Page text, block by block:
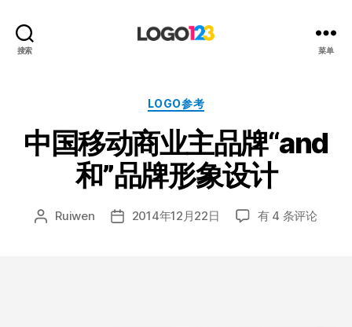
搜索
设
计
博
客
菜单
分
LOGO参考
中国移动商业主品牌“and
和”品牌形象设计
文 Ruiwen
发 2014年12月22日
中
有 4 条评论